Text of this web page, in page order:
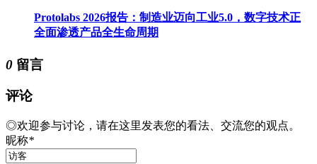
Protolabs 2026报告：制造业迈向工业5.0，数字技术正
全面渗透产品全生命周期
0 留言
评论
◎欢迎参与讨论，请在这里发表您的看法、交流您的观点。
昵称*